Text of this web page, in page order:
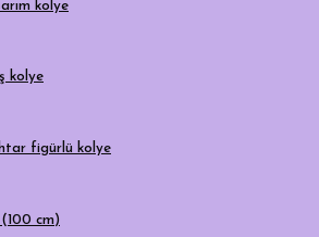
kolye
kolye
figürlü kolye
cm)